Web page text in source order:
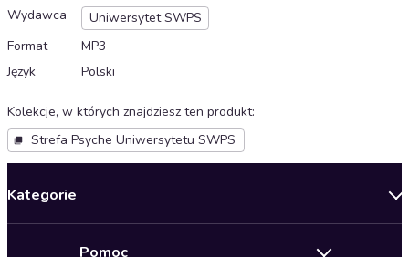
Wydawca
Uniwersytet SWPS
Format
MP3
Język
Polski
Kolekcje, w których znajdziesz ten produkt:
Strefa Psyche Uniwersytetu SWPS
Kategorie
Pomoc